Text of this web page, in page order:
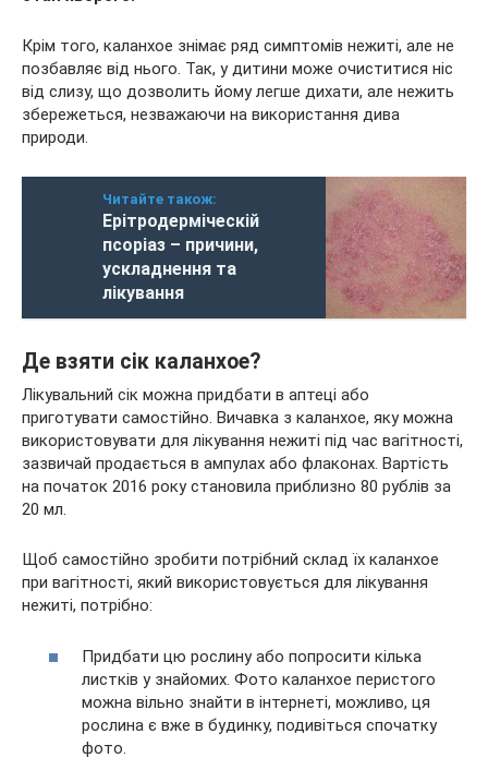
Крім того, каланхое знімає ряд симптомів нежиті, але не
позбавляє від нього. Так, у дитини може очиститися ніс
від слизу, що дозволить йому легше дихати, але нежить
збережеться, незважаючи на використання дива
природи.
Читайте також:
Ерітродерміческій
псоріаз – причини,
ускладнення та
лікування
Де взяти сік каланхое?
Лікувальний сік можна придбати в аптеці або
приготувати самостійно. Вичавка з каланхое, яку можна
використовувати для лікування нежиті під час вагітності,
зазвичай продається в ампулах або флаконах. Вартість
на початок 2016 року становила приблизно 80 рублів за
20 мл.
Щоб самостійно зробити потрібний склад їх каланхое
при вагітності, який використовується для лікування
нежиті, потрібно:
Придбати цю рослину або попросити кілька
листків у знайомих. Фото каланхое перистого
можна вільно знайти в інтернеті, можливо, ця
рослина є вже в будинку, подивіться спочатку
фото.